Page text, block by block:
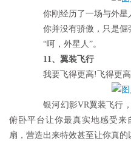
融
你刚经历了一场与外星
你并没有骄傲，只是倔
“呵，外星人”。
11、翼装飞行
我要飞得更高!飞得更高
银河幻影VR翼装飞行，
俯卧平台让你最真实地感受来
扇，营造出来特效甚至让你真的